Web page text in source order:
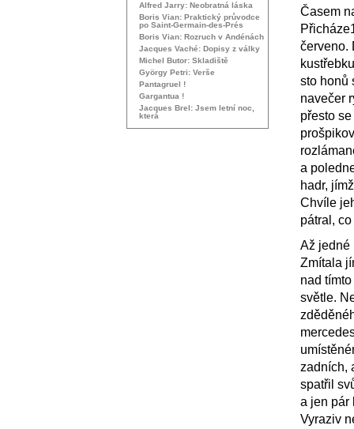
Časem
červeno.
sto honů
navečer
přesto
a
hadr,
Chvíle
pátral,
Až jedné
Zmítala
nad
světle.
zadních,
spatřil
a jen pár
Vyraziv
Alfred Jarry: Neobratná láska
Boris Vian: Praktický průvodce
po Saint-Germain-des-Prés
Boris Vian: Rozruch v Andénách
Jacques Vaché: Dopisy z války
Michel Butor: Skladiště
György Petri: Verše
Pantagruel !
Gargantua !
Jacques Brel: Jsem letní noc,
která